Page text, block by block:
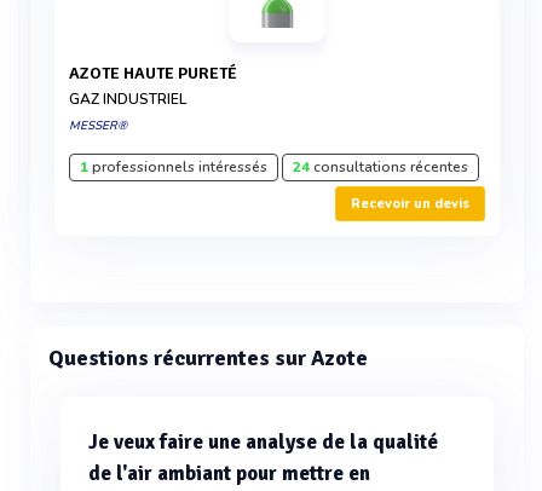
AZOTE HAUTE PURETÉ
GAZ INDUSTRIEL
MESSER®
1professionnels intéressés 24consultations récentes
Recevoir un devis
Questions récurrentes sur Azote
Je veux faire une analyse de la qualité
de l'air ambiant pour mettre en